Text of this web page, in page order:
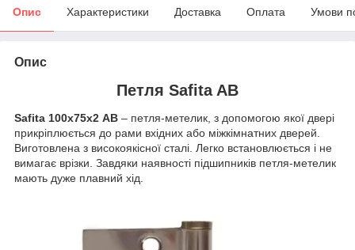
Опис Характеристики Доставка Оплата Умови
Опис
Петля Safita AB
Safita 100х75х2 АВ – петля-метелик, з допомогою якої двері
прикріплюється до рами вхідних або міжкімнатних дверей.
Виготовлена з високоякісної сталі. Легко встановлюється і не
вимагає врізки. Завдяки наявності підшипників петля-метелик
мають дуже плавний хід.